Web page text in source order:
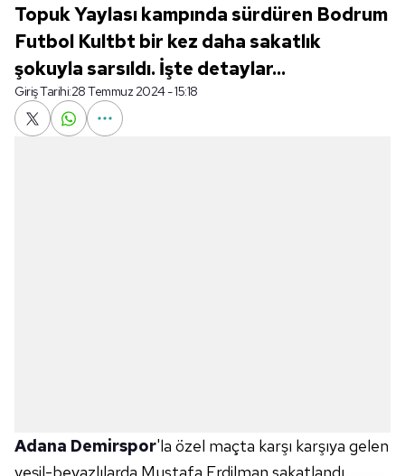
Topuk Yaylası kampında sürdüren Bodrum
Futbol Kultbt bir kez daha sakatlık
şokuyla sarsıldı. İşte detaylar...
Giriş Tarihi:28 Temmuz 2024 - 15:18
Adana Demirspor'la özel maçta karşı karşıya gelen